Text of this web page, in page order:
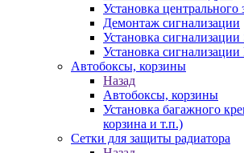
Установка центрального
Демонтаж сигнализации
Установка сигнализации
Установка сигнализации
Автобоксы, корзины
Назад
Автобоксы, корзины
Установка багажного
корзина и т.п.)
Сетки для защиты радиатора